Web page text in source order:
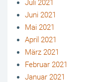
Juli 2021
Juni 2021
Mai 2021
April 2021
März 2021
Februar 2021
Januar 2021